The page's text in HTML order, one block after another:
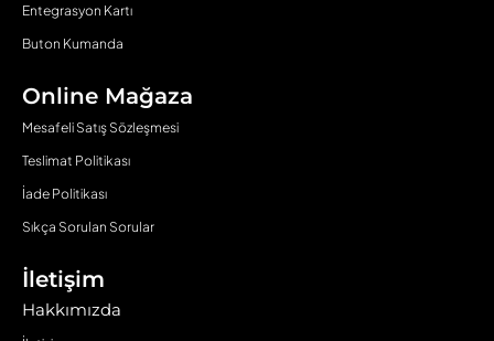
Entegrasyon Kartı
Buton Kumanda
Online Mağaza
Mesafeli Satış Sözleşmesi
Teslimat Politikası
İade Politikası
Sıkça Sorulan Sorular
İletişim
Hakkımızda